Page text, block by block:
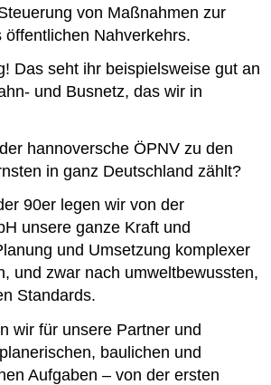
von Maßnahmen zur
öffentlichen Nahverkehrs.
Das seht ihr beispielsweise gut an
und Busnetz, das wir in
hannoversche ÖPNV zu den
in ganz Deutschland zählt?
90er legen wir von der
unsere ganze Kraft und
und Umsetzung komplexer
und zwar nach umweltbewussten,
Standards.
wir für unsere Partner und
baulichen und
Aufgaben – von der ersten